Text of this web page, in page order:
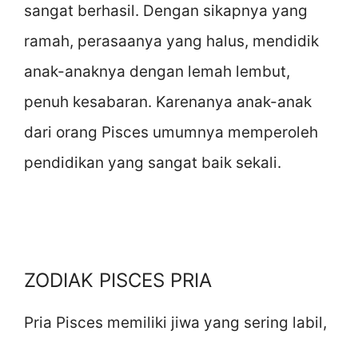
sangat berhasil. Dengan sikapnya yang
ramah, perasaanya yang halus, mendidik
anak-anaknya dengan lemah lembut,
penuh kesabaran. Karenanya anak-anak
dari orang Pisces umumnya memperoleh
pendidikan yang sangat baik sekali.
ZODIAK PISCES PRIA
Pria Pisces memiliki jiwa yang sering labil,